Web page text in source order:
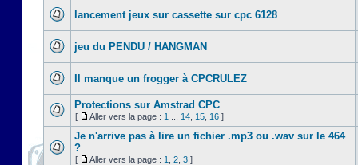
lancement jeux sur cassette sur cpc 6128
jeu du PENDU / HANGMAN
Il manque un frogger à CPCRULEZ
Protections sur Amstrad CPC
[ Aller vers la page : 1 14 15 16 ]
Je n'arrive pas à lire un fichier .mp3 ou .wav sur le 464
?
[ Aller vers la page : 1 2 3 ]